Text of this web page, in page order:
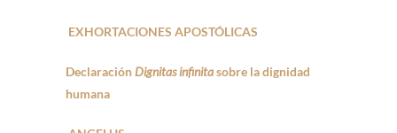
EXHORTACIONES APOSTÓLICAS
DeclaraciónDignitas infinitasobre la dignidad
humana